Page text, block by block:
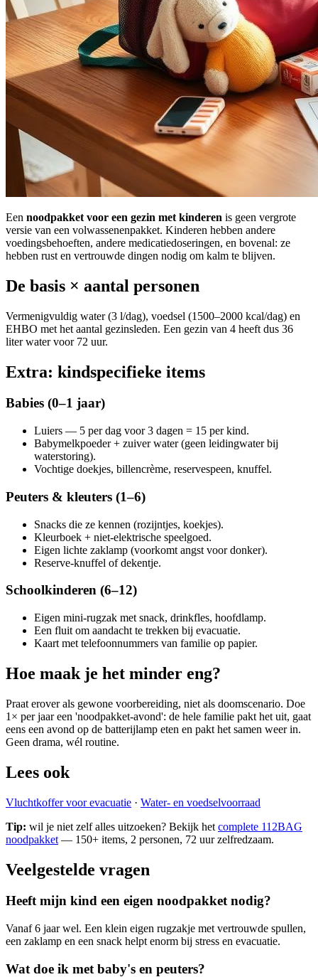
Een noodpakket voor een gezin met kinderen is geen vergrote
versie van een volwassenenpakket. Kinderen hebben andere
voedingsbehoeften, andere medicatiedoseringen, en bovenal: ze
hebben rust en vertrouwde dingen nodig om kalm te blijven.
De basis × aantal personen
Vermenigvuldig water (3 l/dag), voedsel (1500–2000 kcal/dag) en
EHBO met het aantal gezinsleden. Een gezin van 4 heeft dus 36
liter water voor 72 uur.
Extra: kindspecifieke items
Babies (0–1 jaar)
Luiers — 5 per dag voor 3 dagen = 15 per kind.
Babymelkpoeder + zuiver water (geen leidingwater bij
waterstoring).
Vochtige doekjes, billencrème, reservespeen, knuffel.
Peuters & kleuters (1–6)
Snacks die ze kennen (rozijntjes, koekjes).
Kleurboek + niet-elektrische speelgoed.
Eigen lichte zaklamp (voorkomt angst voor donker).
Reserve-knuffel of dekentje.
Schoolkinderen (6–12)
Eigen mini-rugzak met snack, drinkfles, hoofdlamp.
Een fluit om aandacht te trekken bij evacuatie.
Kaart met telefoonnummers van familie op papier.
Hoe maak je het minder eng?
Praat erover als gewone voorbereiding, niet als doomscenario. Doe
1× per jaar een 'noodpakket-avond': de hele familie pakt het uit, gaat
eens een avond op de batterijlamp eten en pakt het samen weer in.
Geen drama, wél routine.
Lees ook
Vluchtkoffer voor evacuatie · Water- en voedselvoorraad
Tip: wil je niet zelf alles uitzoeken? Bekijk het complete 112BAG
noodpakket — 150+ items, 2 personen, 72 uur zelfredzaam.
Veelgestelde vragen
Heeft mijn kind een eigen noodpakket nodig?
Vanaf 6 jaar wel. Een klein eigen rugzakje met vertrouwde spullen,
een zaklamp en een snack helpt enorm bij stress en evacuatie.
Wat doe ik met baby's en peuters?